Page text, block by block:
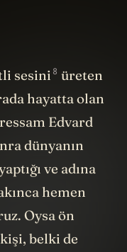
sesini 8 üreten
hayatta olan
Edvard
dünyanın
ve adına
hemen
Oysa ön
belki de